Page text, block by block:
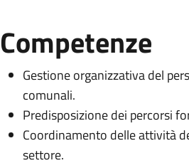
Competenze
Gestione organizzativa del
comunali.
Predisposizione dei percorsi
Coordinamento delle attività
settore.